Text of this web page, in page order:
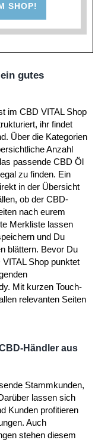
SHOP!
gutes
im CBD VITAL Shop
ihr findet
Über die Kategorien
Anzahl
passende CBD Öl
zu finden. Ein
in der Übersicht
ob der CBD-
nach eurem
Merkliste lassen
und Du
blättern. Bevor Du
Shop punktet
Mit kurzen Touch-
relevanten Seiten
Händler aus
Stammkunden,
lassen sich
Kunden profitieren
Auch
stehen diesem